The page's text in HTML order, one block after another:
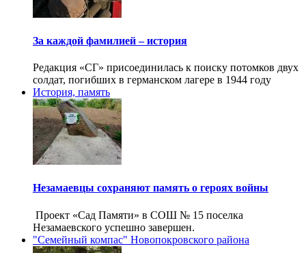
За каждой фамилией – история
Редакция «СГ» присоединилась к поиску потомков двух
солдат, погибших в германском лагере в 1944 году
История, память
Незамаевцы сохраняют память о героях войны
Проект «Сад Памяти» в СОШ № 15 поселка
Незамаевского успешно завершен.
"Семейный компас" Новопокровского района